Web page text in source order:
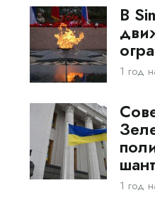
В
1 год
1 год